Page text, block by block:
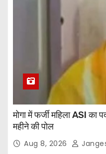
मोगा में फर्जी महिला ASI का
महीने की पोल
Aug 8, 2026